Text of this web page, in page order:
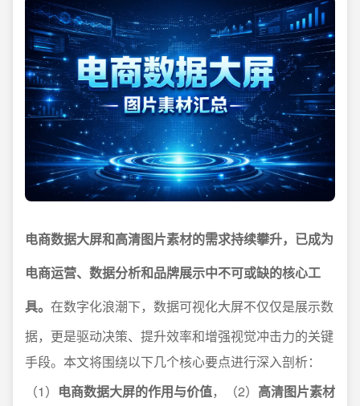
电商数据大屏和高清图片素材的需求持续攀升，已成为
电商运营、数据分析和品牌展示中不可或缺的核心工
具。 在数字化浪潮下，数据可视化大屏不仅仅是展示数
据，更是驱动决策、提升效率和增强视觉冲击力的关键
手段。本文将围绕以下几个核心要点进行深入剖析：
（1） 电商数据大屏的作用与价值，（2） 高清图片素材